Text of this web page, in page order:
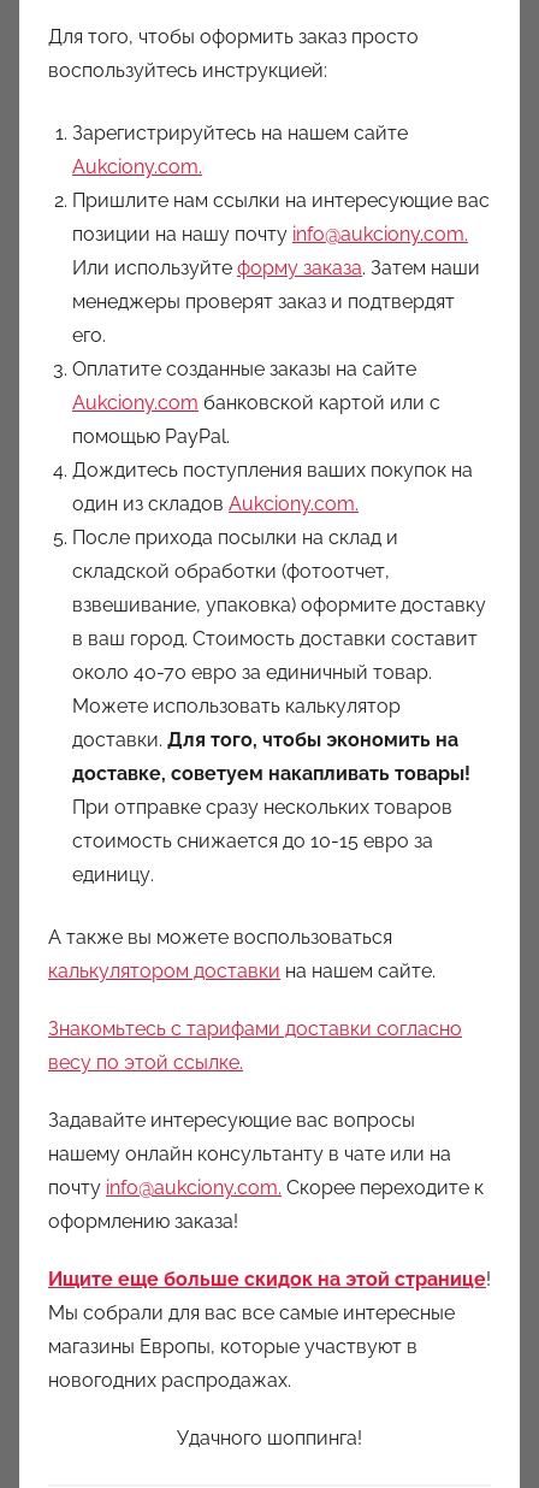
Для того, чтобы оформить заказ просто
воспользуйтесь инструкцией:
Зарегистрируйтесь на нашем сайте
Aukciony.com.
Пришлите нам ссылки на интересующие вас
позиции на нашу почту info@aukciony.com.
Или используйте форму заказа. Затем наши
менеджеры проверят заказ и подтвердят
его.
Оплатите созданные заказы на сайте
Aukciony.com банковской картой или с
помощью PayPal.
Дождитесь поступления ваших покупок на
один из складов Aukciony.com.
После прихода посылки на склад и
складской обработки (фотоотчет,
взвешивание, упаковка) оформите доставку
в ваш город. Стоимость доставки составит
около 40-70 евро за единичный товар.
Можете использовать калькулятор
доставки. Для того, чтобы экономить на
доставке, советуем накапливать товары!
При отправке сразу нескольких товаров
стоимость снижается до 10-15 евро за
единицу.
А также вы можете воспользоваться
калькулятором доставки на нашем сайте.
Знакомьтесь с тарифами доставки согласно
весу по этой ссылке.
Задавайте интересующие вас вопросы
нашему онлайн консультанту в чате или на
почту info@aukciony.com. Скорее переходите к
оформлению заказа!
Ищите еще больше скидок на этой странице!
Мы собрали для вас все самые интересные
магазины Европы, которые участвуют в
новогодних распродажах.
Удачного шоппинга!